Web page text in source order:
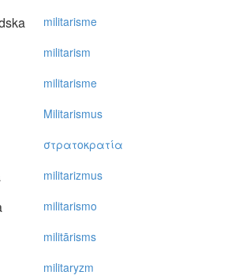
militarisme
militarism
militarisme
Militarismus
στρατoκρατία
militarizmus
militarismo
militārisms
militaryzm